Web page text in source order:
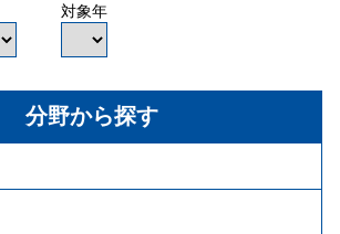
分野から探す
対象年